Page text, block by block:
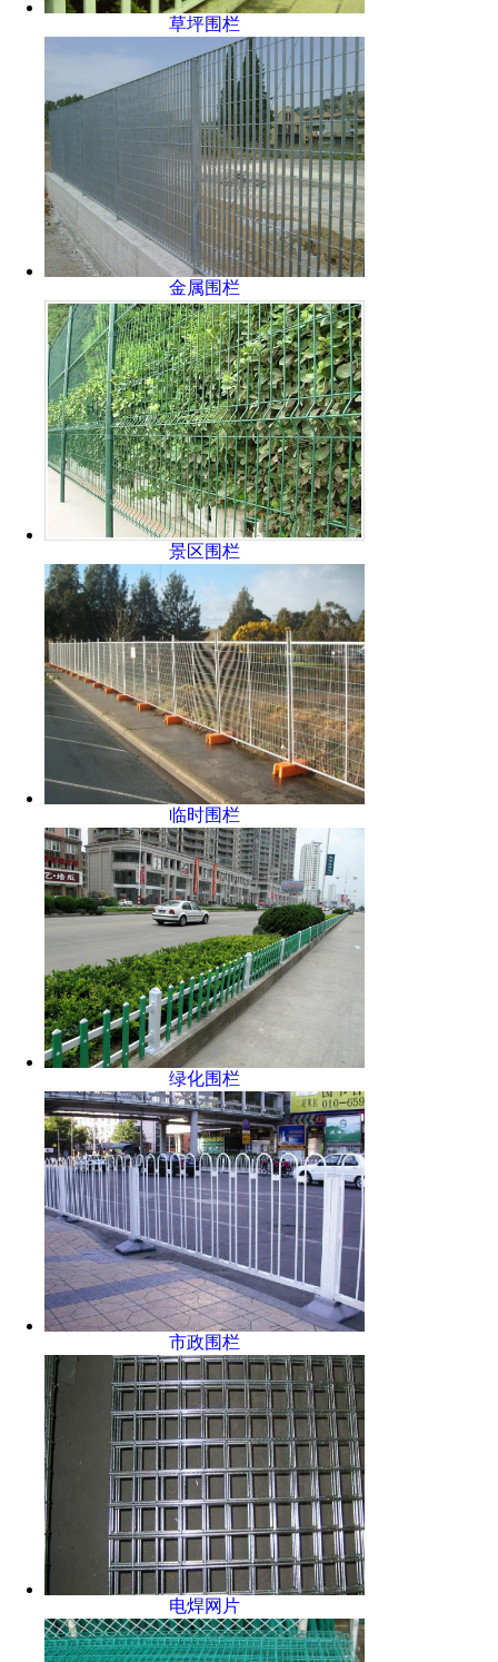
草坪围栏
金属围栏
景区围栏
临时围栏
绿化围栏
市政围栏
电焊网片